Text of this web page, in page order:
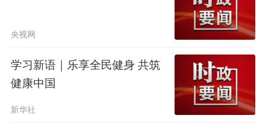
央视网
学习新语｜乐享全民健身 共筑
健康中国
新华社